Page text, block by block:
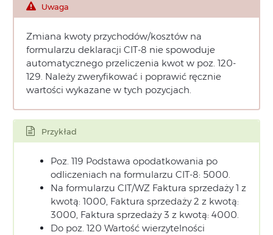
Uwaga
Zmiana kwoty przychodów/kosztów na
formularzu deklaracji CIT-8 nie spowoduje
automatycznego przeliczenia kwot w poz. 120-
129. Należy zweryfikować i poprawić ręcznie
wartości wykazane w tych pozycjach.
Przykład
Poz. 119 Podstawa opodatkowania po
odliczeniach na formularzu CIT-8: 5000.
Na formularzu CIT/WZ Faktura sprzedaży 1 z
kwotą: 1000, Faktura sprzedaży 2 z kwotą:
3000, Faktura sprzedaży 3 z kwotą: 4000.
Do poz. 120 Wartość wierzytelności